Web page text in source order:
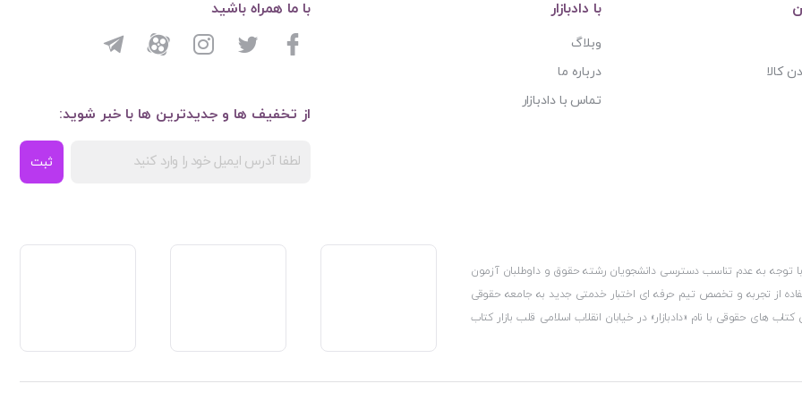
کالا
با دادبازار
وبلاگ
درباره ما
تماس با دادبازار
از تخفیف ها و جدیدترین ها با خبر شوید:
ثبت
با ما همراه باشید
توجه به عدم تناسب دسترسی دانشجویان رشته حقوق و داوطلبان آزمون
از تجربه و تخصص تیم حرفه ای اختبار خدمتی جدید به جامعه حقوقی
های حقوقی با نام «دادبازار» در خیابان انقلاب اسلامی قلب بازار کتاب
وزارت صنعت، معدن و تجارت، نشان ملی ثبت رسانه های دیجیتال از